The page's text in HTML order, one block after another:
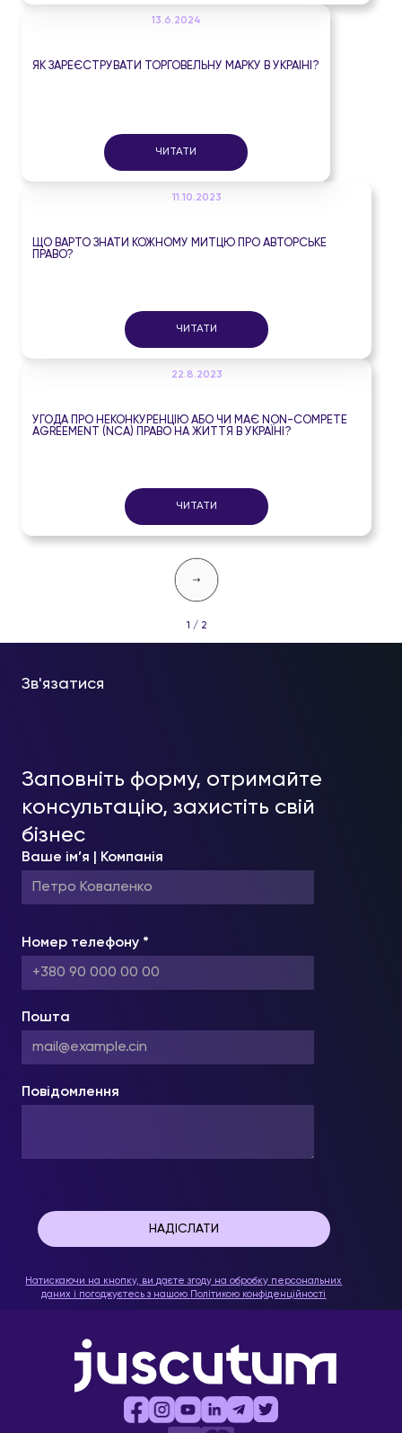
13.6.2024
ЯК ЗАРЕЄСТРУВАТИ ТОРГОВЕЛЬНУ МАРКУ В УКРАЇНІ?
ЧИТАТИ
11.10.2023
ЩО ВАРТО ЗНАТИ КОЖНОМУ МИТЦЮ ПРО АВТОРСЬКЕ
ПРАВО?
ЧИТАТИ
22.8.2023
УГОДА ПРО НЕКОНКУРЕНЦІЮ АБО ЧИ МАЄ NON-COMPETE
AGREEMENT (NCA) ПРАВО НА ЖИТТЯ В УКРАЇНІ?
ЧИТАТИ
1 / 2
Зв'язатися
Заповніть форму, отримайте
консультацію, захистіть свій
бізнес
Ваше ім’я | Компанія
Номер телефону *
Пошта
Повідомлення
Натискаючи на кнопку, ви даєте згоду на обробку персональних
даних і погоджуєтесь з нашою Політикою конфіденційності